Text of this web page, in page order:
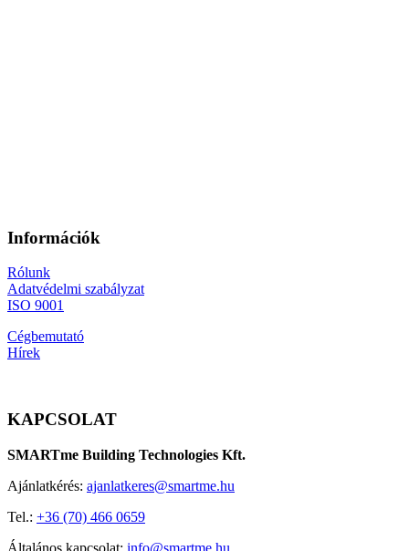
Információk
Rólunk
Adatvédelmi szabályzat
ISO 9001
Cégbemutató
Hírek
KAPCSOLAT
SMARTme Building Technologies Kft.
Ajánlatkérés: ajanlatkeres@smartme.hu
Tel.: +36 (70) 466 0659
Általános kapcsolat: info@smartme.hu